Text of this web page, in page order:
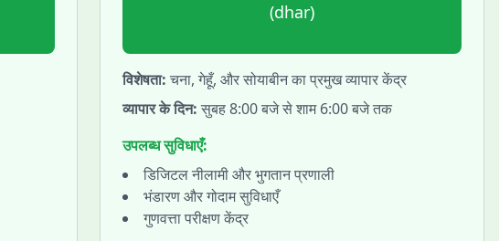
(dhar)
विशेषता: चना, गेहूँ, और सोयाबीन का प्रमुख व्यापार केंद्र
व्यापार के दिन: सुबह 8:00 बजे से शाम 6:00 बजे तक
उपलब्ध सुविधाएँ:
डिजिटल नीलामी और भुगतान प्रणाली
भंडारण और गोदाम सुविधाएँ
गुणवत्ता परीक्षण केंद्र